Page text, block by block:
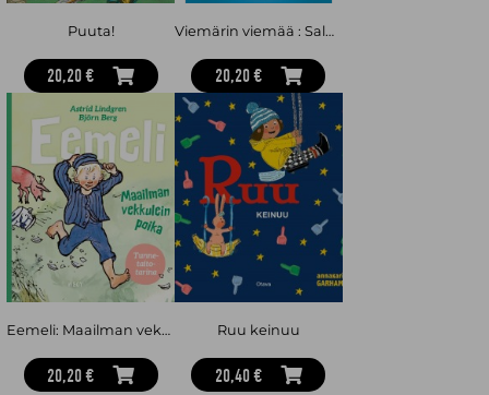
Puuta!
20,20 €
Viemärin viemää : Salagaattorit 2
20,20 €
Eemeli: Maailman vekkulein poika
20,20 €
Ruu keinuu
20,40 €